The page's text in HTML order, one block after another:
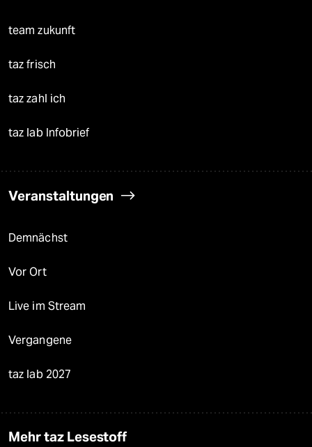
team zukunft
taz frisch
taz zahl ich
taz lab Infobrief
Veranstaltungen
Demnächst
Vor Ort
Live im Stream
Vergangene
taz lab 2027
Mehr taz Lesestoff